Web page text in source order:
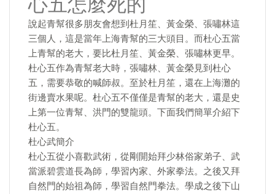
說起青幫很多朋友會想到杜月笙、黃金榮、張嘯林這
三個人，這是當年上海青幫的三大頭目。而杜心五當
上青幫的老大，要比杜月笙、黃金榮、張嘯林更早。
杜心五作為青幫老大時，張嘯林、黃金榮見到杜心
五，需要恭敬的喊師叔。至於杜月笙，還在上海灘的
街邊賣水果呢。杜心五不僅僅是青幫的老大，還是史
上第一位青幫、洪門的雙龍頭。下面我們簡單介紹下
杜心五。
杜心武簡介
杜心五從小喜歡武術，從剛開始拜少林俗家弟子、武
當派碧雲道長為師，學習內家、外家拳法。之後又拜
自然門的始祖為師，學習自然門拳法。學成之後下山